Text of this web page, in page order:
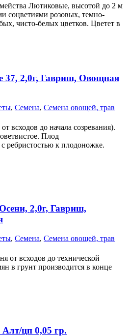
Лютиковые, высотой до 2 м
соцветиями розовых, темно-
чисто-белых цветков. Цветет в
37, 2,0г, Гавриш, Овощная
, Семена, Семена овощей, трав
всходов до начала созревания).
Плод
ребристостью к плодоножке.
2,0г, Гавриш,
, Семена, Семена овощей, трав
от всходов до технической
в грунт производится в конце
цп 0,05 гр.